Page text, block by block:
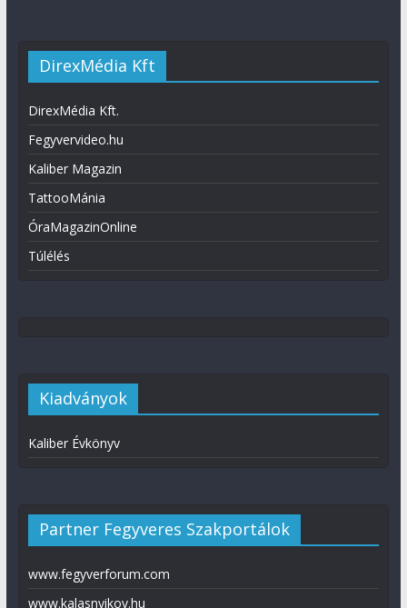
DirexMédia Kft
DirexMédia Kft.
Fegyvervideo.hu
Kaliber Magazin
TattooMánia
ÓraMagazinOnline
Túlélés
Kiadványok
Kaliber Évkönyv
Partner Fegyveres Szakportálok
www.fegyverforum.com
www.kalasnyikov.hu